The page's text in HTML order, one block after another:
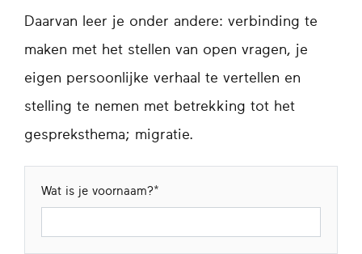
Daarvan leer je onder andere: verbinding te
maken met het stellen van open vragen, je
eigen persoonlijke verhaal te vertellen en
stelling te nemen met betrekking tot het
gespreksthema; migratie.
Wat is je voornaam?